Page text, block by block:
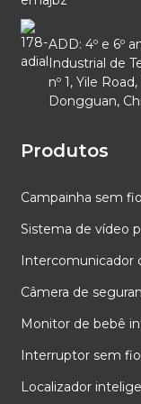
ADD: 4º e 6º
Industrial de
nº 1, Yile
Dongguan,
Produtos
Campainha sem fio
Sistema de vídeo
Intercomunicador
Câmera de
Monitor de bebê
Interruptor sem
Localizador